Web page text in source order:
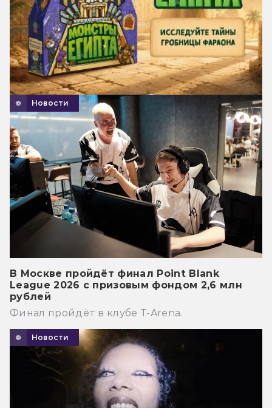
Новости
В Москве пройдёт финал Point Blank
League 2026 с призовым фондом 2,6 млн
рублей
Финал пройдёт в клубе T-Arena.
Новости